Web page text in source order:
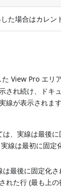
た場合はカレン
View Pro エリア
れ続け、ドキ
が表示されま
、実線は最後
線は最初に固
最後に固定化
た行 (最も上の